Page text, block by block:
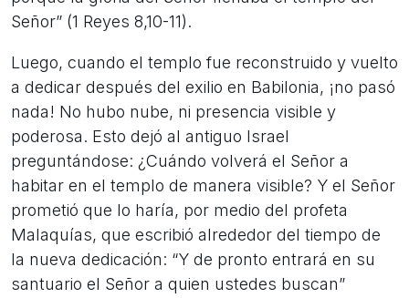
Señor” (1 Reyes 8,10-11).
Luego, cuando el templo fue reconstruido y vuelto
a dedicar después del exilio en Babilonia, ¡no pasó
nada! No hubo nube, ni presencia visible y
poderosa. Esto dejó al antiguo Israel
preguntándose: ¿Cuándo volverá el Señor a
habitar en el templo de manera visible? Y el Señor
prometió que lo haría, por medio del profeta
Malaquías, que escribió alrededor del tiempo de
la nueva dedicación: “Y de pronto entrará en su
santuario el Señor a quien ustedes buscan”